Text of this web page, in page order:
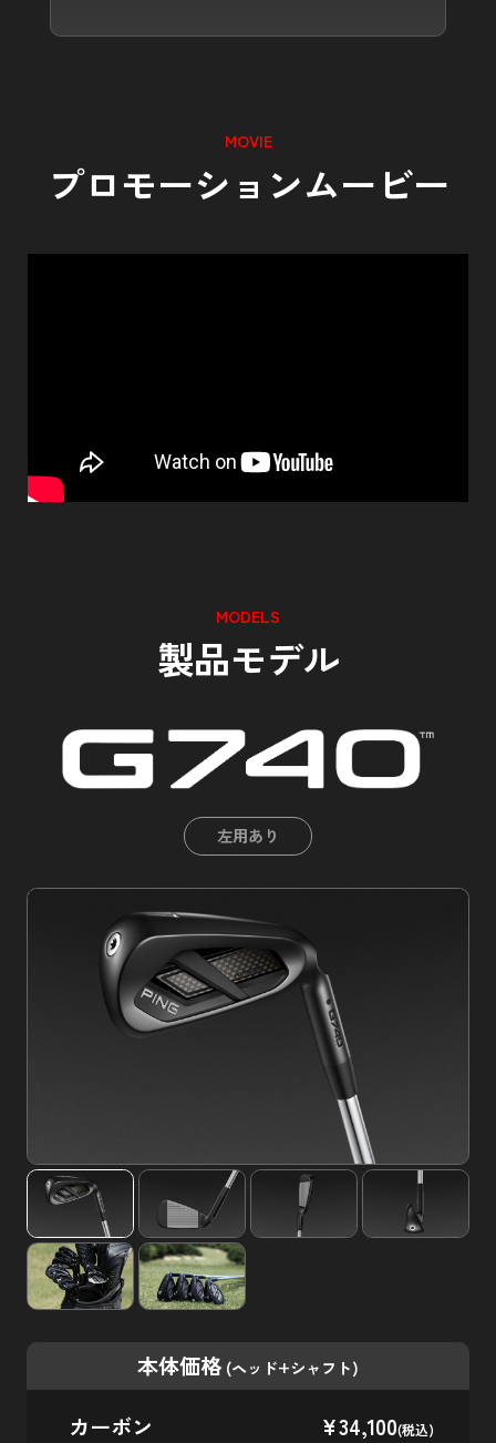
MOVIE
プロモーションムービー
MODELS
製品モデル
左用あり
本体価格 (ヘッド+シャフト)
カーボン ¥34,100(税込)